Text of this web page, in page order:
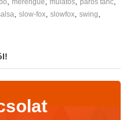
slow-fox, slowfox, swing